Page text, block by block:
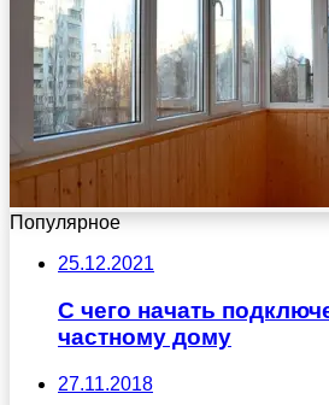
Популярное
25.12.2021
С чего начать
частному дому
27.11.2018